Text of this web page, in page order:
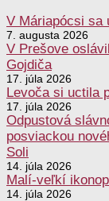
V Máriapócsi sa
7. augusta 2026
V Prešove
Gojdiča
17. júla 2026
Levoča si uctila
17. júla 2026
Odpustová
posviackou
Soli
14. júla 2026
Malí-veľkí
14. júla 2026